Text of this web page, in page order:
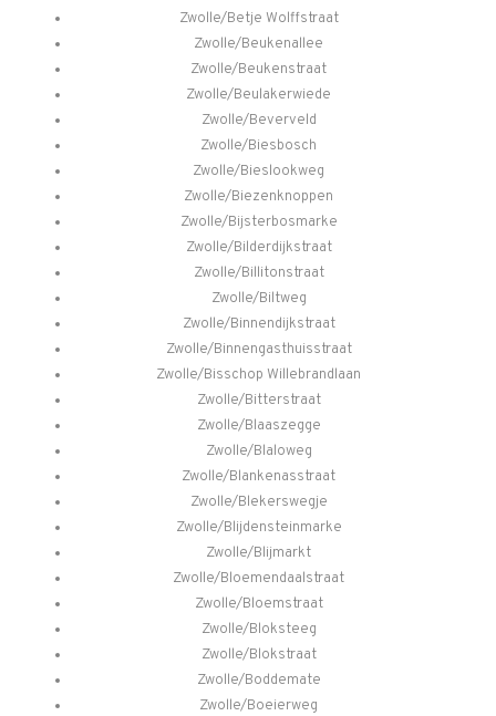
Zwolle/Betje Wolffstraat
Zwolle/Beukenallee
Zwolle/Beukenstraat
Zwolle/Beulakerwiede
Zwolle/Beverveld
Zwolle/Biesbosch
Zwolle/Bieslookweg
Zwolle/Biezenknoppen
Zwolle/Bijsterbosmarke
Zwolle/Bilderdijkstraat
Zwolle/Billitonstraat
Zwolle/Biltweg
Zwolle/Binnendijkstraat
Zwolle/Binnengasthuisstraat
Zwolle/Bisschop Willebrandlaan
Zwolle/Bitterstraat
Zwolle/Blaaszegge
Zwolle/Blaloweg
Zwolle/Blankenasstraat
Zwolle/Blekerswegje
Zwolle/Blijdensteinmarke
Zwolle/Blijmarkt
Zwolle/Bloemendaalstraat
Zwolle/Bloemstraat
Zwolle/Bloksteeg
Zwolle/Blokstraat
Zwolle/Boddemate
Zwolle/Boeierweg